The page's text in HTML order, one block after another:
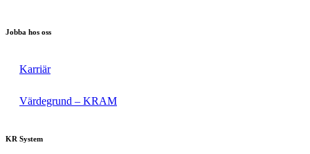
Jobba hos oss
Karriär
Värdegrund – KRAM
KR System